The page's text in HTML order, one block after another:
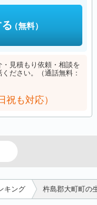
（無料）
見積もり依頼・相談を
ださい。（通話無料：
祝も対応）
キング 杵島郡大町町の